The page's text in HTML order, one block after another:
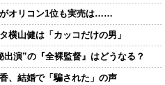
オリコン1位も実売は……
横山健は「カッコだけの男」
出演”の『全裸監督』はどうなる？
、結婚で「騙された」の声